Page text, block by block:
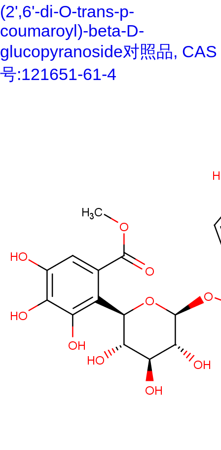
(2',6'-di-O-trans-p-
coumaroyl)-beta-D-
glucopyranoside对照品, CAS
号:121651-61-4